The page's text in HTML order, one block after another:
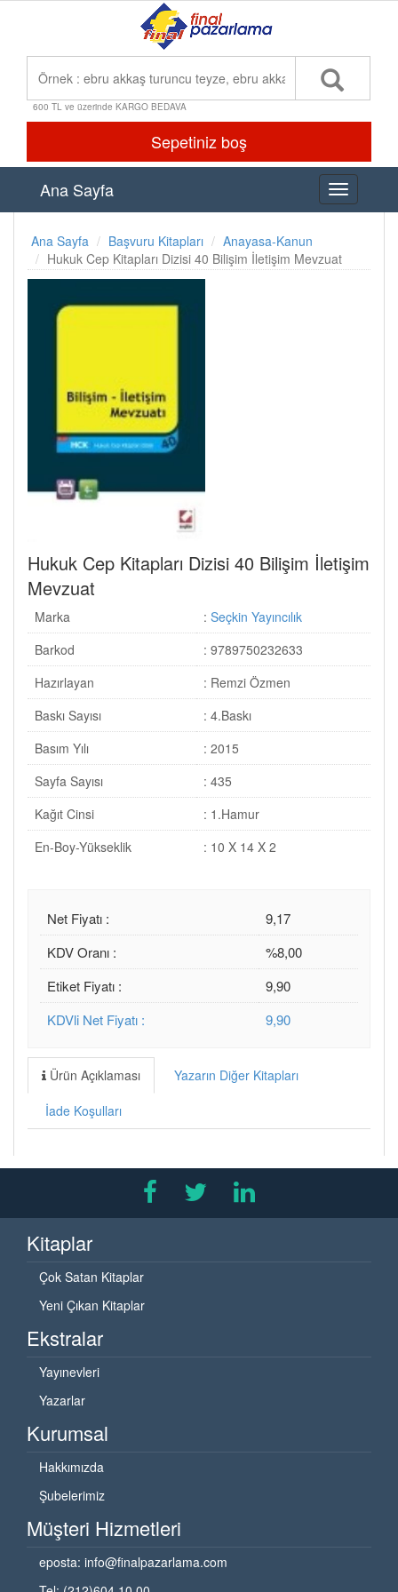
600 TL ve üzerinde KARGO BEDAVA
Sepetiniz boş
Toggle
navigation
Ana Sayfa
Ana Sayfa Başvuru Kitapları
Anayasa-Kanun
Hukuk Cep Kitapları Dizisi 40 Bilişim İletişim Mevzuat
Hukuk Cep Kitapları Dizisi 40 Bilişim İletişim
Mevzuat
Marka : Seçkin Yayıncılık
Barkod
: 9789750232633
Hazırlayan
: Remzi Özmen
Baskı Sayısı
: 4.Baskı
Basım Yılı
: 2015
Sayfa Sayısı
: 435
Kağıt Cinsi
: 1.Hamur
En-Boy-Yükseklik
: 10 X 14 X 2
Net Fiyatı :
9,17
KDV Oranı :
%8,00
Etiket Fiyatı :
9,90
KDVli Net Fiyatı :
9,90
Ürün Açıklaması
Yazarın Diğer Kitapları
İade Koşulları
Kitaplar
Çok Satan Kitaplar
Yeni Çıkan Kitaplar
Ekstralar
Yayınevleri
Yazarlar
Kurumsal
Hakkımızda
Şubelerimiz
Müşteri Hizmetleri
eposta: info@finalpazarlama.com